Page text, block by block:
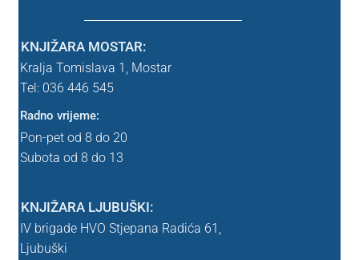
Lektira SŠK
Uvjeti poslovanja
WEBINAR
WEBINAR – nema webinara
Zahvala
KNJIŽARA MOSTAR:
Kralja Tomislava 1, Mostar
Tel: 036 446 545
Radno vrijeme:
Pon-pet od 8 do 20
Subota od 8 do 13
KNJIŽARA LJUBUŠKI:
IV brigade HVO Stjepana Radića 61,
Ljubuški